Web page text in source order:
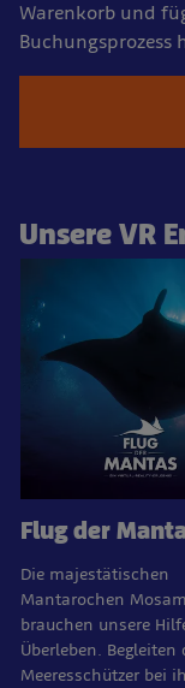
Warenkorb und
Buchungsprozess
Unsere VR
Flug der
Die majestätischen
Mantarochen
brauchen unsere
Überleben. Begleiten
Meeresschützer bei